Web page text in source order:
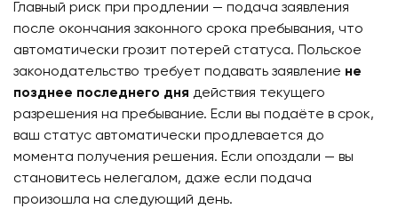
Главный риск при продлении — подача заявления
после окончания законного срока пребывания, что
автоматически грозит потерей статуса. Польское
законодательство требует подавать заявление не
позднее последнего дня действия текущего
разрешения на пребывание. Если вы подаёте в срок,
ваш статус автоматически продлевается до
момента получения решения. Если опоздали — вы
становитесь нелегалом, даже если подача
произошла на следующий день.